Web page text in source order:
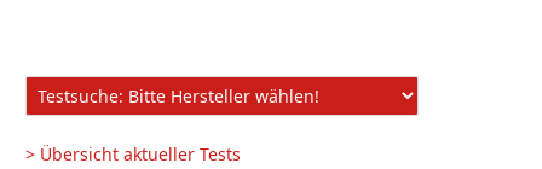
> Übersicht aktueller Tests